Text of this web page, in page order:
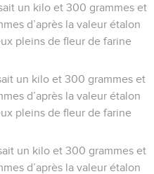
un kilo et 300 grammes et
d’après la valeur étalon
pleins de fleur de farine
un kilo et 300 grammes et
d’après la valeur étalon
pleins de fleur de farine
un kilo et 300 grammes et
d’après la valeur étalon